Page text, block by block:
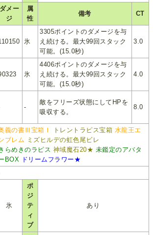
ダメー
ジ
属
性
備考 CT
氷
3305ポイントのダメージを与
え続ける。最大99回スタック
可能。(15.0秒)
3.0
氷
4406ポイントのダメージを与
え続ける。最大99回スタック
可能。(15.0秒)
4.0
-
敵をフリーズ状態にしてHPを
吸収する。
8.0
義の書Ⅲ宝箱Ⅰ トレントラピス宝箱 水龍王エ
ブレム ミズヒルデの虹色尾ビレ
らめきのラピス 神域魔石20★ 未鑑定のアバタ
BOX
ドリームフラワー★
氷
ポ
ジ
テ
ィ
ブ
あり